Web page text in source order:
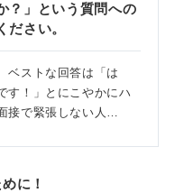
？」という質問への
ださい。
ストな回答は「は
す！」とにこやかにハ
接で緊張しない人…
に！